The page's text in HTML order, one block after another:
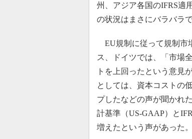
州、アジア各国のIFRS適
の状況はまさにバラバラ
EU規制に従って規制市
ス、ドイツでは、「市場
トを上回ったという意見
としては、資本コストの
プしたなどの声が聞かれ
計基準（US-GAAP）と
増えたという声があった。